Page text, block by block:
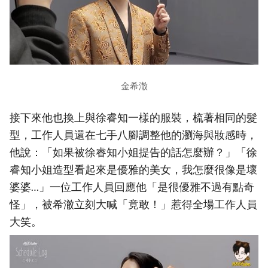
金希澈
接下來他也換上與徐睿知一樣的服裝，梳著相同的髮
型，工作人員還在七手八腳調整他的瀏海與妝感時，
他說：「如果被徐睿知小姐提告的話怎麼辦？」「徐
睿知小姐造型看起來是優雅的美女，我怎麼很像是壞
婆婆…」一位工作人員回應他「是很優雅不過有點奇
怪」，被希澈立刻大喊「竟敢！」惹得全場工作人員
大笑。